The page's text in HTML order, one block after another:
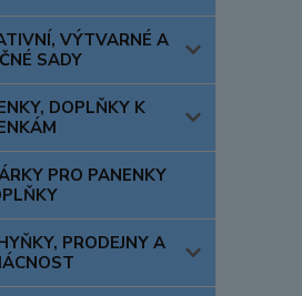
VÝTVARNÉ A
SADY
DOPLŇKY K
PRO PANENKY
PRODEJNY A